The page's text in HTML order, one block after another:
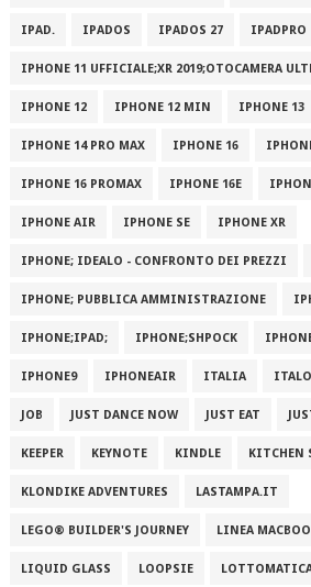
IPAD. IPADOS IPADOS 27 IPADPRO
IPHONE 11 UFFICIALE;XR 2019;OTOCAMERA
IPHONE 12 IPHONE 12 MIN IPHONE 13
IPHONE 14 PRO MAX IPHONE 16
IPHONE 16 PROMAX IPHONE 16E
IPHONE AIR IPHONE SE IPHONE XR
IPHONE; IDEALO - CONFRONTO DEI PREZZI
IPHONE; PUBBLICA AMMINISTRAZIONE
IPHONE;IPAD; IPHONE;SHPOCK
IPHONE9 IPHONEAIR ITALIA
JOB JUST DANCE NOW JUST EAT
KEEPER KEYNOTE KINDLE KITCHEN
KLONDIKE ADVENTURES LASTAMPA.IT
LEGO® BUILDER'S JOURNEY LINEA
LIQUID GLASS LOOPSIE